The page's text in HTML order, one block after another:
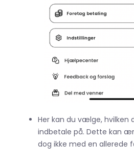
Her kan du vælge, hvilken
indbetale på. Dette kan
dog ikke med en allerede